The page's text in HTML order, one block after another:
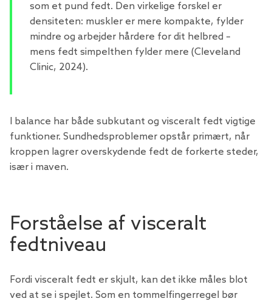
som et pund fedt. Den virkelige forskel er
densiteten: muskler er mere kompakte, fylder
mindre og arbejder hårdere for dit helbred –
mens fedt simpelthen fylder mere (Cleveland
Clinic, 2024).
I balance har både subkutant og visceralt fedt vigtige
funktioner. Sundhedsproblemer opstår primært, når
kroppen lagrer overskydende fedt de forkerte steder,
især i maven.
Forståelse af visceralt
fedtniveau
Fordi visceralt fedt er skjult, kan det ikke måles blot
ved at se i spejlet. Som en tommelfingerregel bør